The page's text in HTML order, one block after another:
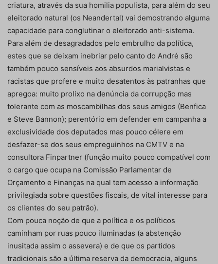
criatura, através da sua homilia populista, para além do seu
eleitorado natural (os Neandertal) vai demostrando alguma
capacidade para conglutinar o eleitorado anti-sistema.
Para além de desagradados pelo embrulho da política,
estes que se deixam inebriar pelo canto do André são
também pouco sensíveis aos absurdos marialvistas e
racistas que profere e muito desatentos às patranhas que
apregoa: muito prolixo na denúncia da corrupção mas
tolerante com as moscambilhas dos seus amigos (Benfica
e Steve Bannon); perentório em defender em campanha a
exclusividade dos deputados mas pouco célere em
desfazer-se dos seus empreguinhos na CMTV e na
consultora Finpartner (função muito pouco compatível com
o cargo que ocupa na Comissão Parlamentar de
Orçamento e Finanças na qual tem acesso a informação
privilegiada sobre questões fiscais, de vital interesse para
os clientes do seu patrão).
Com pouca noção de que a política e os políticos
caminham por ruas pouco iluminadas (a abstenção
inusitada assim o assevera) e de que os partidos
tradicionais são a última reserva da democracia, alguns